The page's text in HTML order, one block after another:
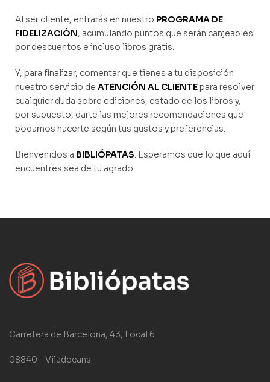
Al ser cliente, entrarás en nuestro PROGRAMA DE
FIDELIZACIÓN, acumulando puntos que serán canjeables
por descuentos e incluso libros gratis.
Y, para finalizar, comentar que tienes a tu disposición
nuestro servicio de ATENCIÓN AL CLIENTE para resolver
cualquier duda sobre ediciones, estado de los libros y,
por supuesto, darte las mejores recomendaciones que
podamos hacerte según tus gustos y preferencias.
Bienvenidos a BIBLIÓPATAS. Esperamos que lo que aquí
encuentres sea de tu agrado.
Carretera de Barcelona, 43, Local 6
08840 – Viladecans